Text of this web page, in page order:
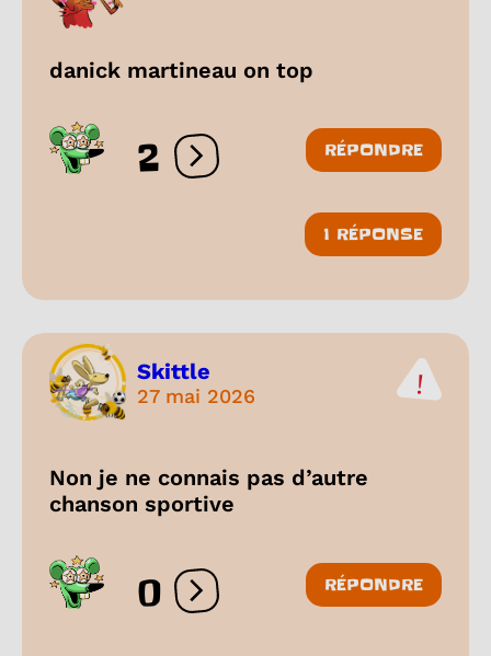
danick martineau on top
2 Ouvrir les réactions
RÉPONDRE
1 RÉPONSE
Skittle
27 mai 2026
Non je ne connais pas d’autre
chanson sportive
0 Ouvrir les réactions
RÉPONDRE